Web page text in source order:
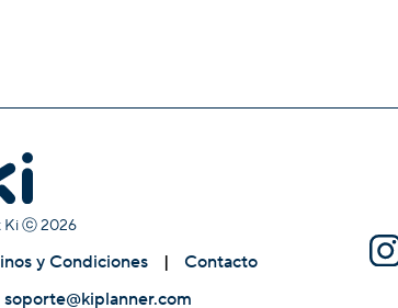
Ki ⓒ2026
y Condiciones |
Contacto
soporte@kiplanner.com